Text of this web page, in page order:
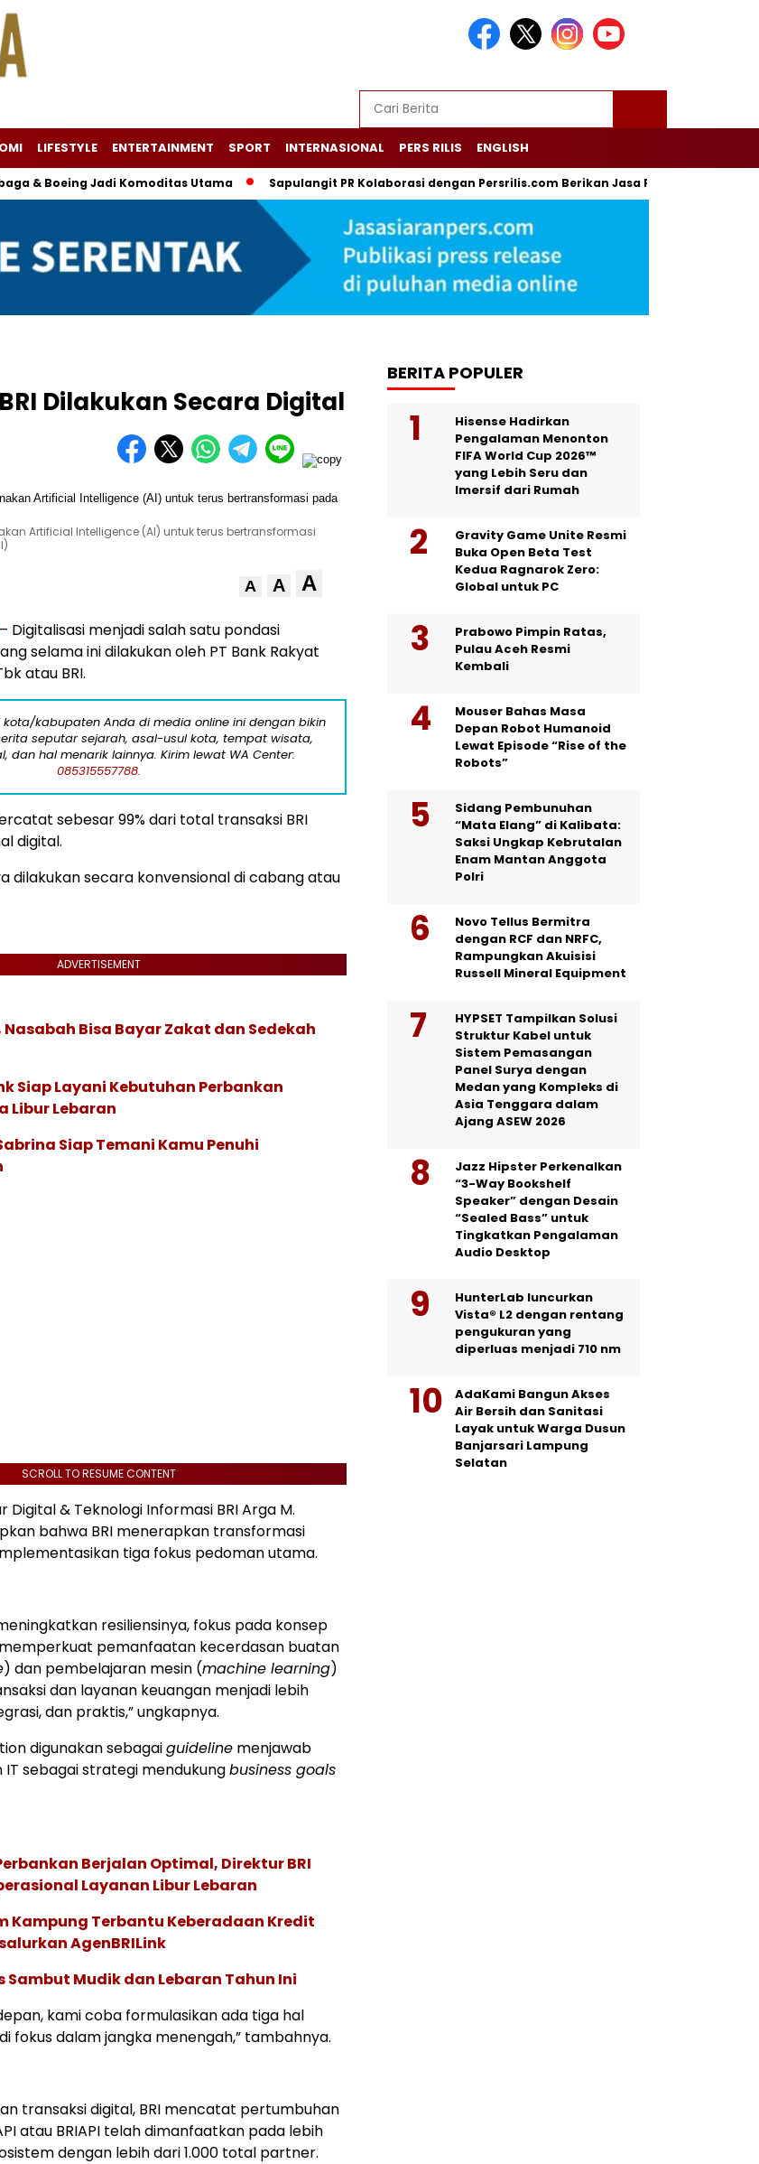
LIFESTYLE ENTERTAINMENT SPORT INTERNASIONAL PERS RILIS ENGLISH
Jadi Komoditas Utama Sapulangit PR Kolaborasi dengan Persrilis.com Berikan Jasa PR dan Komunikasi
Dilakukan Secara Digital
Artificial Intelligence (AI) untuk terus bertransformasi
A A A
– Digitalisasi menjadi salah satu pondasi
selama ini dilakukan oleh PT Bank Rakyat
atau BRI.
kota/kabupaten Anda di media online ini dengan bikin
seputar sejarah, asal-usul kota, tempat wisata,
dan hal menarik lainnya. Kirim lewat WA Center:
085315557788.
sebesar 99% dari total transaksi BRI
digital.
dilakukan secara konvensional di cabang atau
ADVERTISEMENT
Bisa Bayar Zakat dan Sedekah
Siap Layani Kebutuhan Perbankan
Libur Lebaran
Siap Temani Kamu Penuhi
SCROLL TO RESUME CONTENT
Digital & Teknologi Informasi BRI Arga M.
bahwa BRI menerapkan transformasi
tiga fokus pedoman utama.
resiliensinya, fokus pada konsep
pemanfaatan kecerdasan buatan
) dan pembelajaran mesin (machine learning)
dan layanan keuangan menjadi lebih
dan praktis,” ungkapnya.
digunakan sebagaiguideline menjawab
sebagai strategi mendukungbusiness goals
Berjalan Optimal, Direktur BRI
Layanan Libur Lebaran
Kampung Terbantu Keberadaan Kredit
AgenBRILink
Sambut Mudik dan Lebaran Tahun Ini
kami coba formulasikan ada tiga hal
fokus dalam jangka menengah,” tambahnya.
transaksi digital, BRI mencatat pertumbuhan
atau BRIAPI telah dimanfaatkan pada lebih
dengan lebih dari 1.000 total partner.
BERITA POPULER
Hisense Hadirkan
Pengalaman Menonton
FIFA World Cup 2026™
yang Lebih Seru dan
Imersif dari Rumah
Gravity Game Unite Resmi
Buka Open Beta Test
Kedua Ragnarok Zero:
Global untuk PC
Prabowo Pimpin Ratas,
Pulau Aceh Resmi
Kembali
Mouser Bahas Masa
Depan Robot Humanoid
Lewat Episode “Rise of the
Robots”
Sidang Pembunuhan
“Mata Elang” di Kalibata:
Saksi Ungkap Kebrutalan
Enam Mantan Anggota
Polri
Novo Tellus Bermitra
dengan RCF dan NRFC,
Rampungkan Akuisisi
Russell Mineral Equipment
HYPSET Tampilkan Solusi
Struktur Kabel untuk
Sistem Pemasangan
Panel Surya dengan
Medan yang Kompleks di
Asia Tenggara dalam
Ajang ASEW 2026
Jazz Hipster Perkenalkan
“3-Way Bookshelf
Speaker” dengan Desain
“Sealed Bass” untuk
Tingkatkan Pengalaman
Audio Desktop
HunterLab luncurkan
Vista® L2 dengan rentang
pengukuran yang
diperluas menjadi 710 nm
AdaKami Bangun Akses
Air Bersih dan Sanitasi
Layak untuk Warga Dusun
Banjarsari Lampung
Selatan